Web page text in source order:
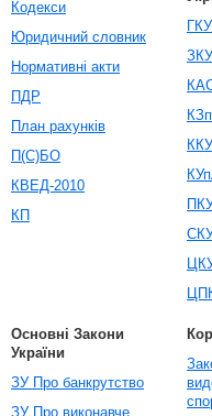
Кодекси
Юридичний словник
Нормативні акти
ПДР
План рахунків
П(С)БО
КВЕД-2010
КП
ГКУ
ЗКУ
ККУ
Основні Закони
України
ЗУ Про банкрутство
ЗУ Про виконавче